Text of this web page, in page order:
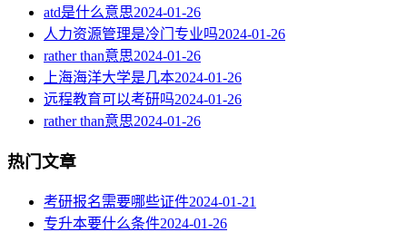
atd是什么意思2024-01-26
人力资源管理是冷门专业吗2024-01-26
rather than意思2024-01-26
上海海洋大学是几本2024-01-26
远程教育可以考研吗2024-01-26
rather than意思2024-01-26
热门文章
考研报名需要哪些证件2024-01-21
专升本要什么条件2024-01-26